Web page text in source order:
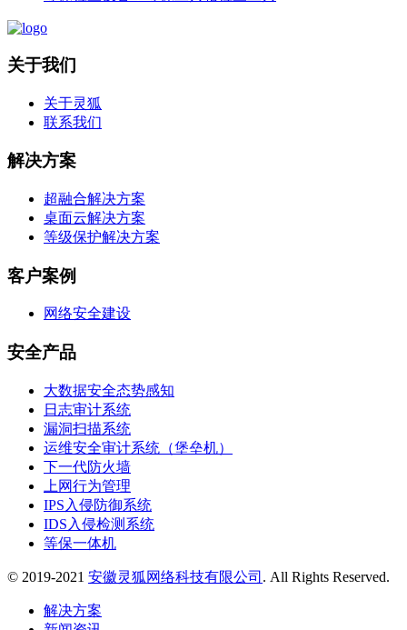
关于我们
关于灵狐
联系我们
解决方案
超融合解决方案
桌面云解决方案
等级保护解决方案
客户案例
网络安全建设
安全产品
大数据安全态势感知
日志审计系统
漏洞扫描系统
运维安全审计系统（堡垒机）
下一代防火墙
上网行为管理
IPS入侵防御系统
IDS入侵检测系统
等保一体机
© 2019-2021 安徽灵狐网络科技有限公司 . All Rights Reserved.
解决方案